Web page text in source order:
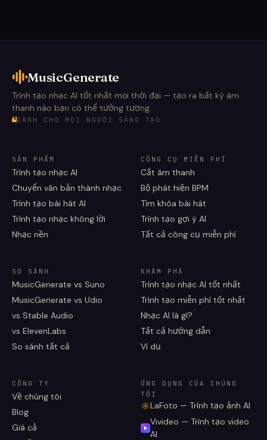
MusicGenerate
Trình tạo nhạc AI tốt nhất mọi thời đại — tạo ra bất kỳ âm
thanh nào bạn có thể tưởng tượng.
DÀNH CHO MỌI NGƯỜI SÁNG TẠO
SẢN PHẨM
Trình tạo nhạc AI
Chuyển văn bản thành nhạc
Trình tạo bài hát AI
Trình tạo nhạc không lời
Nhạc nền
CÔNG CỤ MIỄN PHÍ
Cắt âm thanh
Bộ phát hiện BPM
Tìm khóa bài hát
Trình tạo gợi ý AI
Tất cả công cụ miễn phí
SO SÁNH
MusicGenerate vs Suno
MusicGenerate vs Udio
vs Stable Audio
vs ElevenLabs
So sánh tất cả
KHÁM PHÁ
Trình tạo nhạc AI tốt nhất
Trình tạo miễn phí tốt nhất
Nhạc AI là gì?
Tất cả hướng dẫn
Ví dụ
CÔNG TY
Về chúng tôi
Blog
Giá cả
ỨNG DỤNG CỦA CHÚNG
TÔI
LaFoto — Trình tạo ảnh AI
Vivideo — Trình tạo video
AI